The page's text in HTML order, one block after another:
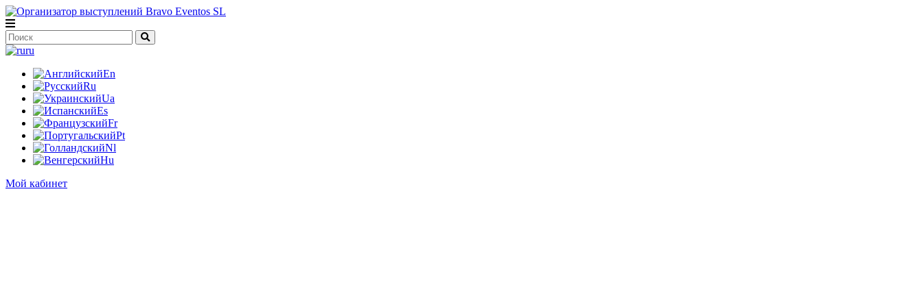
ru
En
Ru
Ua
Es
Fr
Pt
Nl
Hu
Мой кабинет